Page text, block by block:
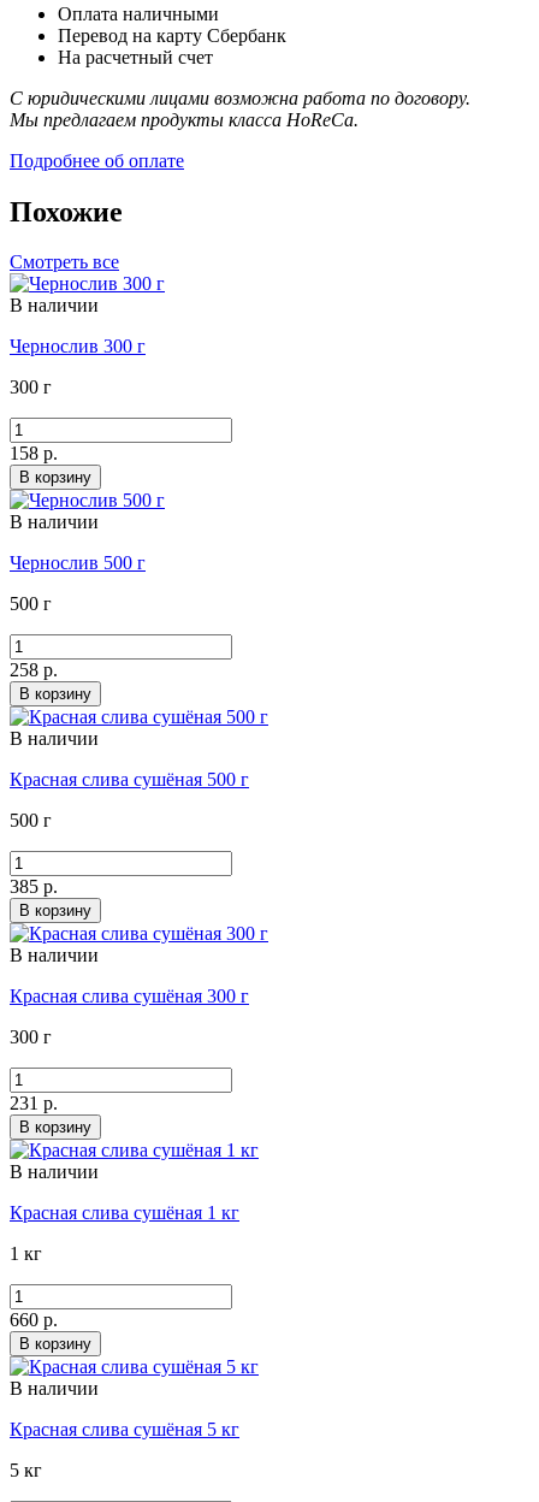
Оплата наличными
Перевод на карту Сбербанк
На расчетный счет
С юридическими лицами возможна работа по договору.
Мы предлагаем продукты класса HoReCa.
Подробнее об оплате
Похожие
Смотреть все
В наличии
Чернослив 300 г
300 г
158 р.
В корзину
В наличии
Чернослив 500 г
500 г
258 р.
В корзину
В наличии
Красная слива сушёная 500 г
500 г
385 р.
В корзину
В наличии
Красная слива сушёная 300 г
300 г
231 р.
В корзину
В наличии
Красная слива сушёная 1 кг
1 кг
660 р.
В корзину
В наличии
Красная слива сушёная 5 кг
5 кг